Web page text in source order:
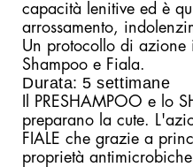
capacità lenitive ed è
arrossamento,
Un protocollo di azione
Shampoo e Fiala.
Durata: 5 settimane
Il PRESHAMPOO e lo
preparano la cute.
FIALE che grazie a
proprietà